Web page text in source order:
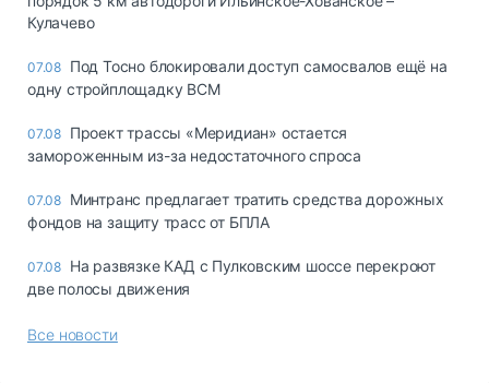
Кулачево
07.08 Под Тосно блокировали доступ самосвалов ещё на
одну стройплощадку ВСМ
07.08 Проект трассы «Меридиан» остается
замороженным из-за недостаточного спроса
07.08 Минтранс предлагает тратить средства дорожных
фондов на защиту трасс от БПЛА
07.08 На развязке КАД с Пулковским шоссе перекроют
две полосы движения
Все новости